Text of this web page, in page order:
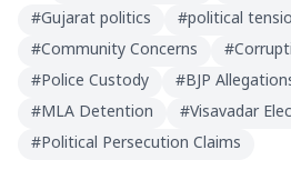
#Gujarat politics #political
#Community Concerns #
#Police Custody #BJP
#MLA Detention #Visavadar
#Political Persecution Claims